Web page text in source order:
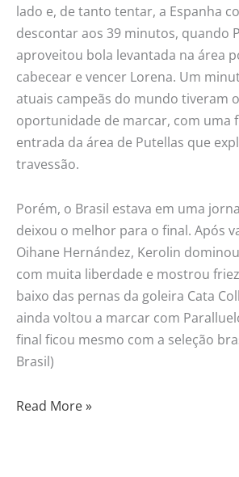
lado e, de tanto tentar, a Espanha
descontar aos 39 minutos, quando
aproveitou bola levantada na área
cabecear e vencer Lorena. Um
atuais campeãs do mundo tiveram
oportunidade de marcar, com uma
entrada da área de Putellas que
travessão.
Porém, o Brasil estava em uma
deixou o melhor para o final. Após
Oihane Hernández, Kerolin
com muita liberdade e mostrou
baixo das pernas da goleira Cata
ainda voltou a marcar com
final ficou mesmo com a seleção
Brasil)
Read More »